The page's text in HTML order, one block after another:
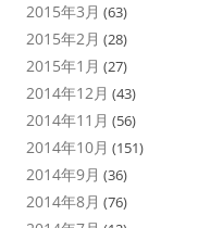
2015年3月 (63)
2015年2月 (28)
2015年1月 (27)
2014年12月 (43)
2014年11月 (56)
2014年10月 (151)
2014年9月 (36)
2014年8月 (76)